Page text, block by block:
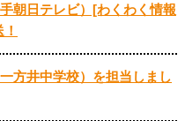
手朝日テレビ）[わくわく情報
方井中学校）を担当しまし